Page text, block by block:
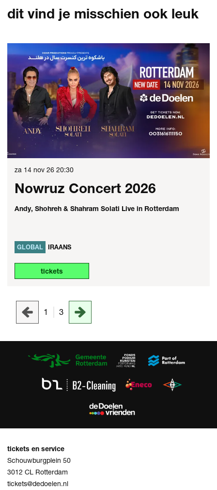
dit vind je misschien ook leuk
Nowruz Concert 2026
Andy, Shohreh & Shahram Solati Live in Rotterdam
za 14 nov 26 20:30
GLOBAL IRAANS
tickets
1 3
tickets en service
Schouwburgplein 50
3012 CL Rotterdam
tickets@dedoelen.nl